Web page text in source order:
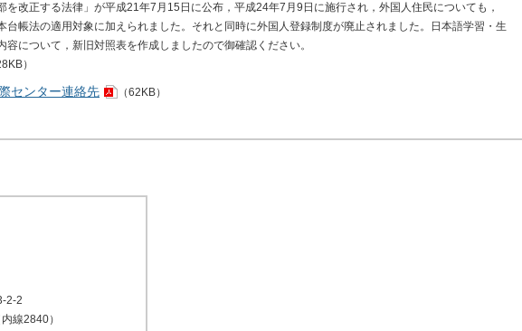
を改正する法律」が平成21年7月15日に公布，平成24年7月9日に施行され，外国人住民についても，
台帳法の適用対象に加えられました。それと同時に外国人登録制度が廃止されました。日本語学習・生
容について，新旧対照表を作成しましたので御確認ください。
）
センター連絡先 （62KB）
2-2
線2840）